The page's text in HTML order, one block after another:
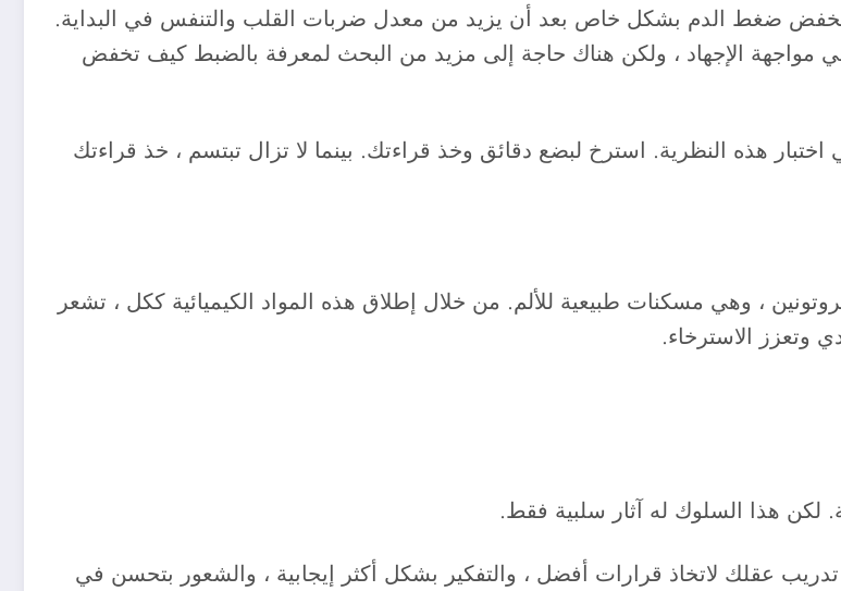
ضغط الدم بشكل خاص بعد أن يزيد من معدل ضربات القلب والتنفس في البداية.
الإجهاد ، ولكن هناك حاجة إلى مزيد من البحث لمعرفة بالضبط كيف تخفض
هذه النظرية. استرخ لبضع دقائق وخذ قراءتك. بينما لا تزال تبتسم ، خذ قراءتك
، وهي مسكنات طبيعية للألم. من خلال إطلاق هذه المواد الكيميائية ككل ، تشعر
وتعزز الاسترخاء.
لكن هذا السلوك له آثار سلبية فقط.
عقلك لاتخاذ قرارات أفضل ، والتفكير بشكل أكثر إيجابية ، والشعور بتحسن في